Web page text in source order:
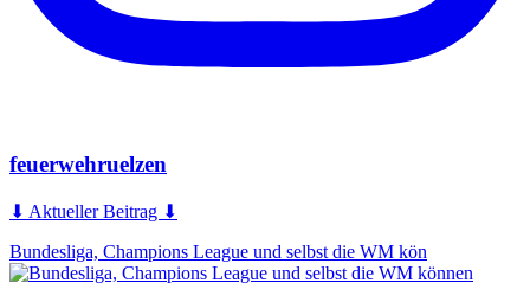
feuerwehruelzen
⬇ Aktueller Beitrag ⬇
Bundesliga, Champions League und selbst die WM kön